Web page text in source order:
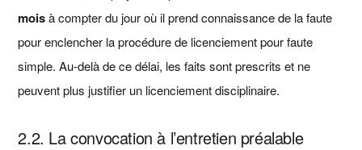
moisà compter du jour où il prend connaissance de la faute
pour enclencher la procédure de licenciement pour faute
simple. Au-delà de ce délai, les faits sont prescrits et ne
peuvent plus justifier un licenciement disciplinaire.
2.2. La convocation à l’entretien préalable